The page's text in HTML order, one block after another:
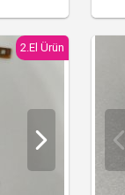
2.El Ürün